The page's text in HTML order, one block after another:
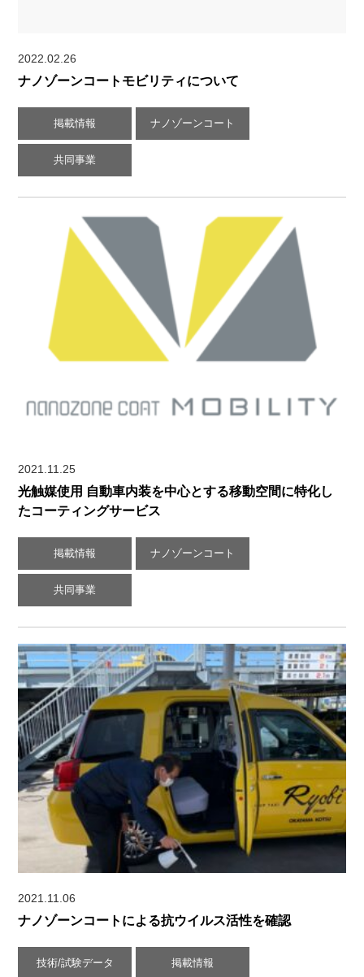
2022.02.26
ナノゾーンコートモビリティについて
掲載情報 ナノゾーンコート
共同事業
2021.11.25
光触媒使用 自動車内装を中心とする移動空間に特化し
たコーティングサービス
掲載情報 ナノゾーンコート
共同事業
2021.11.06
ナノゾーンコートによる抗ウイルス活性を確認
技術/試験データ 掲載情報